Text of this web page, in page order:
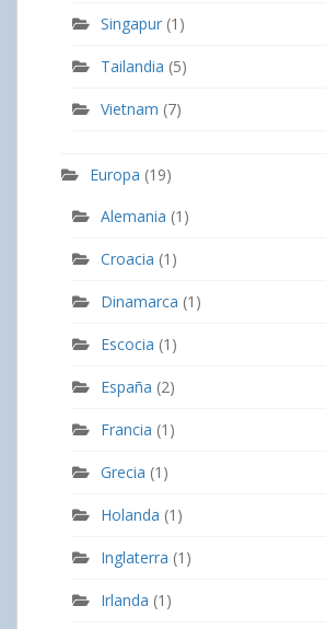
Singapur (1)
Tailandia (5)
Vietnam (7)
Europa (19)
Alemania (1)
Croacia (1)
Dinamarca (1)
Escocia (1)
España (2)
Francia (1)
Grecia (1)
Holanda (1)
Inglaterra (1)
Irlanda (1)